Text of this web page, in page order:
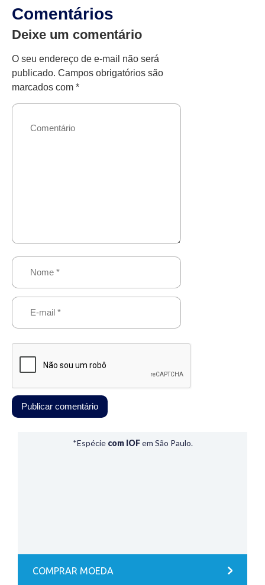
Comentários
Deixe um comentário
O seu endereço de e-mail não será
publicado. Campos obrigatórios são
marcados com *